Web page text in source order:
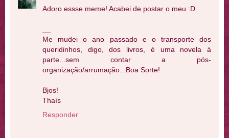
Adoro essse meme! Acabei de postar o meu :D
Me mudei o ano passado e o transporte dos
queridinhos, digo, dos livros, é uma novela à
parte...sem contar a pós-
organização/arrumação...Boa Sorte!
Bjos!
Thaís
Responder